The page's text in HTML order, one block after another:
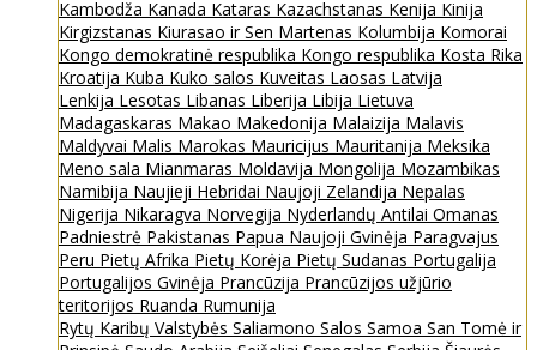
Kambodža Kanada Kataras Kazachstanas Kenija Kinija
Kirgizstanas Kiurasao ir Sen Martenas Kolumbija Komorai
Kongo demokratinė respublika Kongo respublika Kosta Rika
Kroatija Kuba Kuko salos Kuveitas Laosas Latvija
Lenkija Lesotas Libanas Liberija Libija Lietuva
Madagaskaras Makao Makedonija Malaizija Malavis
Maldyvai Malis Marokas Mauricijus Mauritanija Meksika
Meno sala Mianmaras Moldavija Mongolija Mozambikas
Namibija Naujieji Hebridai Naujoji Zelandija Nepalas
Nigerija Nikaragva Norvegija Nyderlandų Antilai Omanas
Padniestrė Pakistanas Papua Naujoji Gvinėja Paragvajus
Peru Pietų Afrika Pietų Korėja Pietų Sudanas Portugalija
Portugalijos Gvinėja Prancūzija Prancūzijos užjūrio
teritorijos Ruanda Rumunija
Rytų Karibų Valstybės Saliamono Salos Samoa San Tomė ir